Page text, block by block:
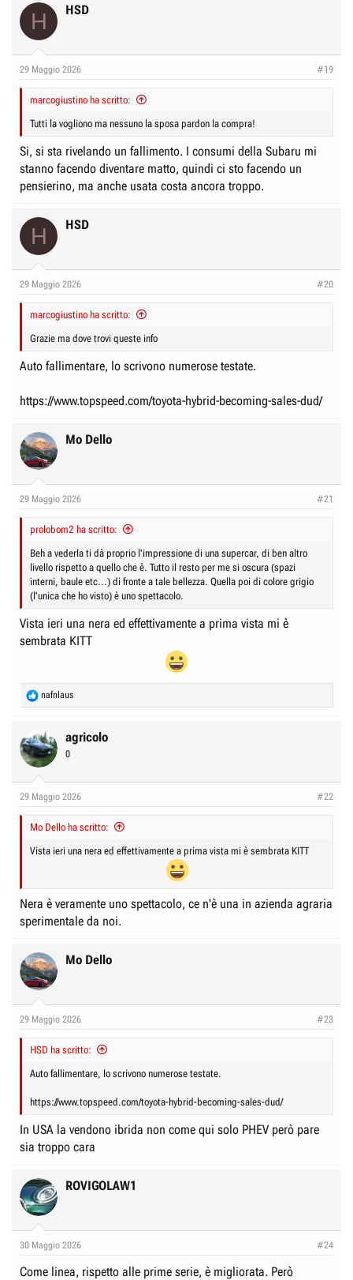
t
s
H HSD
29 Maggio 2026 #19
marcogiustino ha scritto:
Tutti la vogliono ma nessuno la sposa pardon la compra!
Si, si sta rivelando un fallimento. I consumi della Subaru mi
stanno facendo diventare matto, quindi ci sto facendo un
pensierino, ma anche usata costa ancora troppo.
H HSD
29 Maggio 2026 #20
marcogiustino ha scritto:
Grazie ma dove trovi queste info
Auto fallimentare, lo scrivono numerose testate.
https://www.topspeed.com/toyota-hybrid-becoming-sales-dud/
Mo Dello
29 Maggio 2026 #21
prolobom2 ha scritto:
Beh a vederla ti dà proprio l'impressione di una supercar, di ben altro
livello rispetto a quello che è. Tutto il resto per me si oscura (spazi
interni, baule etc...) di fronte a tale bellezza. Quella poi di colore grigio
(l'unica che ho visto) è uno spettacolo.
Vista ieri una nera ed effettivamente a prima vista mi è
sembrata KITT
R
e
c
t
i
s
nafnlaus
agricolo
0
29 Maggio 2026 #22
Mo Dello ha scritto:
Vista ieri una nera ed effettivamente a prima vista mi è sembrata KITT
Nera è veramente uno spettacolo, ce n'è una in azienda agraria
sperimentale da noi.
Mo Dello
29 Maggio 2026 #23
HSD ha scritto:
Auto fallimentare, lo scrivono numerose testate.
https://www.topspeed.com/toyota-hybrid-becoming-sales-dud/
In USA la vendono ibrida non come qui solo PHEV però pare
sia troppo cara
ROVIGOLAW1
30 Maggio 2026 #24
Come linea, rispetto alle prime serie, è migliorata. Però